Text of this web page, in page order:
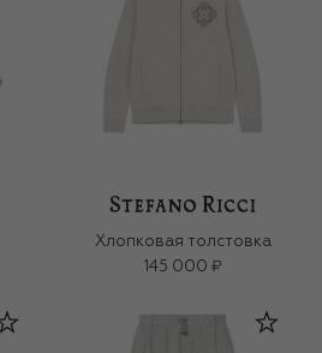
Хлопковая толстовка
145 000 ₽